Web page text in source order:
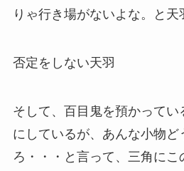
りゃ行き場がないよな。と天
否定をしない天羽
そして、百目鬼を預かって
にしているが、あんな小物
ろ・・・と言って、三角に